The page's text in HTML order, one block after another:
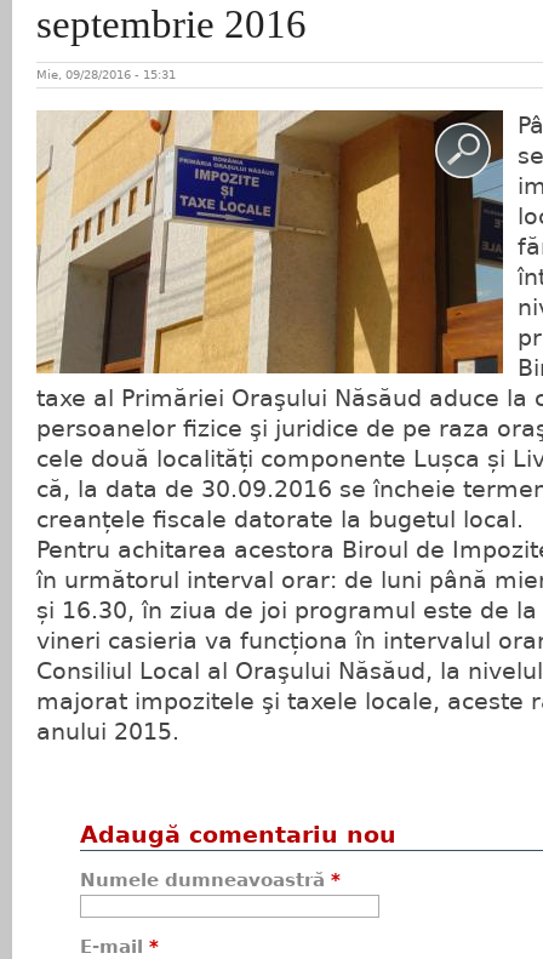
septembrie 2016
Mie, 09/28/2016 - 15:31
taxe al Primăriei Oraşului Năsăud aduce la
persoanelor fizice şi juridice de pe raza
cele două localități componente Lușca și
că, la data de 30.09.2016 se încheie
creanțele fiscale datorate la bugetul local.
Pentru achitarea acestora Biroul de
în următorul interval orar: de luni până
și 16.30, în ziua de joi programul este de
vineri casieria va funcționa în intervalul
Consiliul Local al Oraşului Năsăud, la
majorat impozitele şi taxele locale, aceste
anului 2015.
Adaugă comentariu nou
Numele dumneavoastră *
E-mail *